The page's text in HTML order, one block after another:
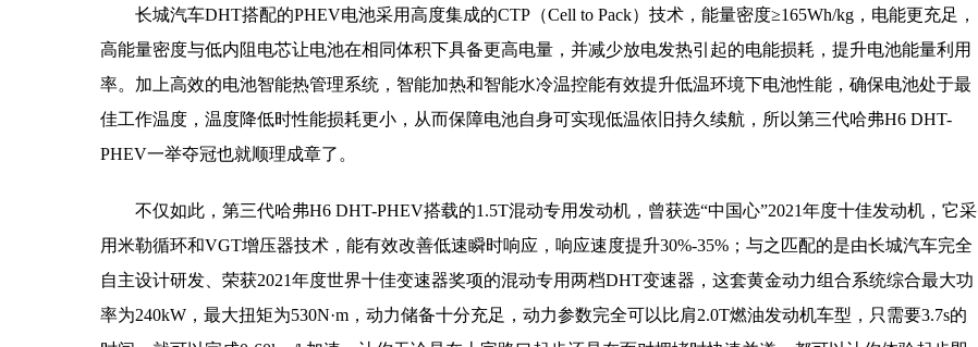
长城汽车DHT搭配的PHEV电池采用高度集成的CTP（Cell to Pack）技术，能量密度≥165Wh/kg，电能更充足，
高能量密度与低内阻电芯让电池在相同体积下具备更高电量，并减少放电发热引起的电能损耗，提升电池能量利用
率。加上高效的电池智能热管理系统，智能加热和智能水冷温控能有效提升低温环境下电池性能，确保电池处于最
佳工作温度，温度降低时性能损耗更小，从而保障电池自身可实现低温依旧持久续航，所以第三代哈弗H6 DHT-
PHEV一举夺冠也就顺理成章了。
不仅如此，第三代哈弗H6 DHT-PHEV搭载的1.5T混动专用发动机，曾获选“中国心”2021年度十佳发动机，它采
用米勒循环和VGT增压器技术，能有效改善低速瞬时响应，响应速度提升30%-35%；与之匹配的是由长城汽车完全
自主设计研发、荣获2021年度世界十佳变速器奖项的混动专用两档DHT变速器，这套黄金动力组合系统综合最大功
率为240kW，最大扭矩为530N·m，动力储备十分充足，动力参数完全可以比肩2.0T燃油发动机车型，只需要3.7s的